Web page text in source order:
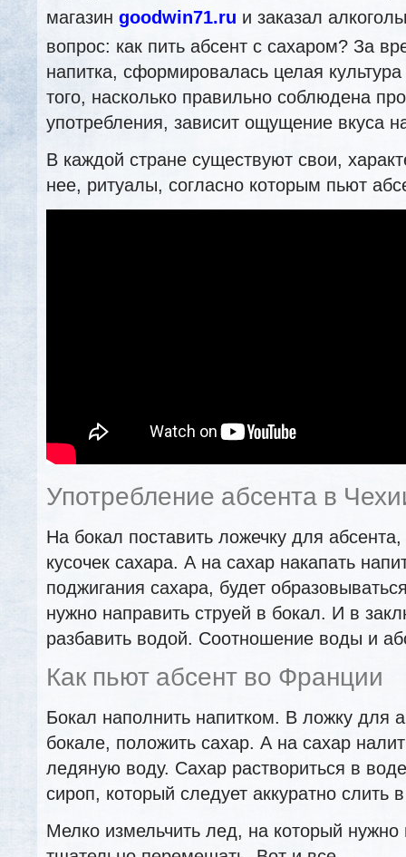
магазин goodwin71.ru и заказал
вопрос: как пить абсент с сахаром? За
напитка, сформировалась целая
того, насколько правильно соблюдена
употребления, зависит ощущение вкуса
В каждой стране существуют свои,
нее, ритуалы, согласно которым пьют
Употребление абсента в
На бокал поставить ложечку для
кусочек сахара. А на сахар накапать
поджигания сахара, будет
нужно направить струей в бокал. И в
разбавить водой. Соотношение воды и
Как пьют абсент во Франции
Бокал наполнить напитком. В ложку для
бокале, положить сахар. А на сахар
ледяную воду. Сахар раствориться в
сироп, который следует аккуратно слить
Мелко измельчить лед, на который нужно